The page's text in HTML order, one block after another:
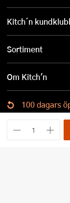
Kitch´n
Sortiment
Om Kitch'n
100 dagars
Ladda ned